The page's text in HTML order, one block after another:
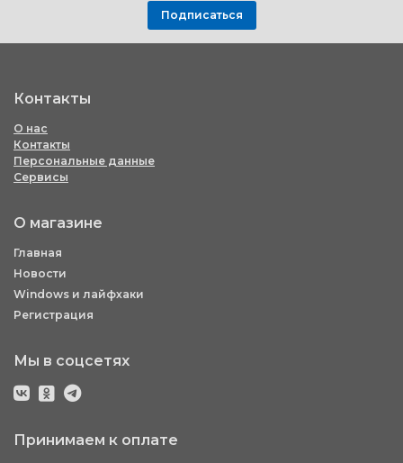
Подписаться
Контакты
О нас
Контакты
Персональные данные
Сервисы
О магазине
Главная
Новости
Windows и лайфхаки
Регистрация
Мы в соцсетях
Принимаем к оплате